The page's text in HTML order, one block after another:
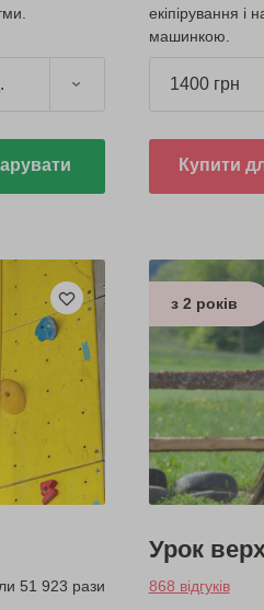
екіпірування і
машинкою.
1400 грн
Купити
51 923 рази
з 2 років
Урок
868 відгуків